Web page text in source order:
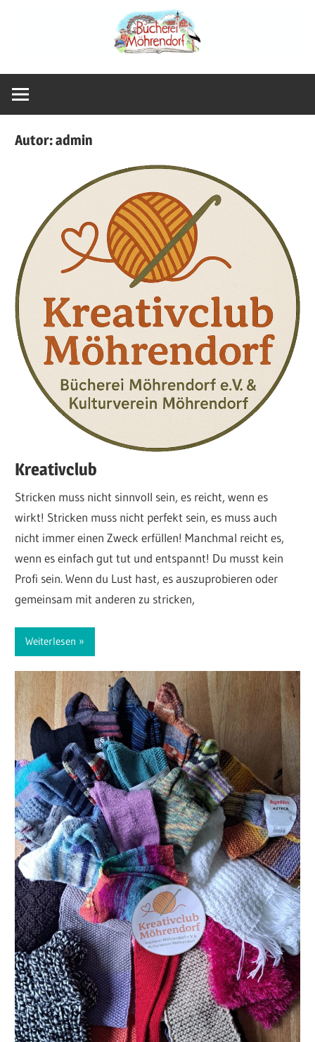
Bücherei
Möhrendorf
Autor:admin
Kreativclub
Stricken muss nicht sinnvoll sein, es reicht, wenn es
wirkt! Stricken muss nicht perfekt sein, es muss auch
nicht immer einen Zweck erfüllen! Manchmal reicht es,
wenn es einfach gut tut und entspannt! Du musst kein
Profi sein. Wenn du Lust hast, es auszuprobieren oder
gemeinsam mit anderen zu stricken,
Weiterlesen